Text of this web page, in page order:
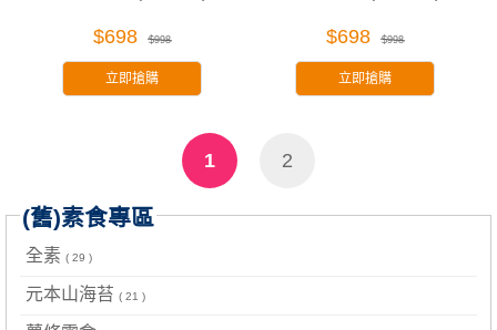
$698 $998
立即搶購
$698 $998
立即搶購
1 2
(舊)素食專區
全素 ( 29 )
元本山海苔 ( 21 )